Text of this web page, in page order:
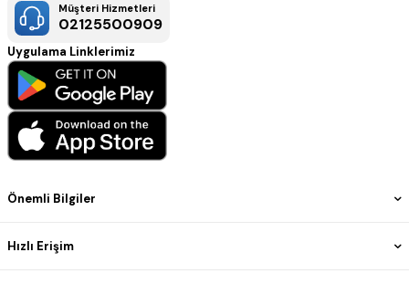
Önemli Bilgiler
Hızlı Erişim
Müşteri Hizmetleri
02125500909
Uygulama Linklerimiz